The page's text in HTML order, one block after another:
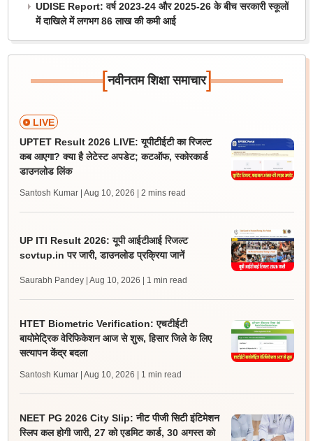
UDISE Report: वर्ष 2023-24 और 2025-26 के बीच सरकारी स्कूलों
में दाखिले में लगभग 86 लाख की कमी आई
[नवीनतम शिक्षा समाचार]
LIVE
UPTET Result 2026 LIVE: यूपीटीईटी का रिजल्ट
कब आएगा? क्या है लेटेस्ट अपडेट; कटऑफ, स्कोरकार्ड
डाउनलोड लिंक
Santosh Kumar | Aug 10, 2026 | 2 mins read
UP ITI Result 2026: यूपी आईटीआई रिजल्ट
scvtup.in पर जारी, डाउनलोड प्रक्रिया जानें
Saurabh Pandey | Aug 10, 2026 | 1 min read
HTET Biometric Verification: एचटीईटी
बायोमेट्रिक वेरिफिकेशन आज से शुरू, हिसार जिले के लिए
सत्यापन केंद्र बदला
Santosh Kumar | Aug 10, 2026 | 1 min read
NEET PG 2026 City Slip: नीट पीजी सिटी इंटिमेशन
स्लिप कल होगी जारी, 27 को एडमिट कार्ड, 30 अगस्त को